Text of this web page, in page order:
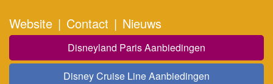
Website | Contact | Nieuws
Disneyland Paris Aanbiedingen
Disney Cruise Line Aanbiedingen